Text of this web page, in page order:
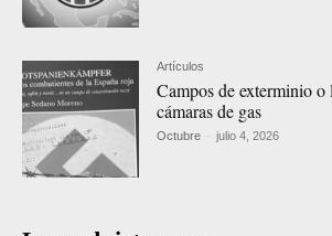
Artículos
Campos de exterminio o
cámaras de gas
Octubre - julio 4, 2026